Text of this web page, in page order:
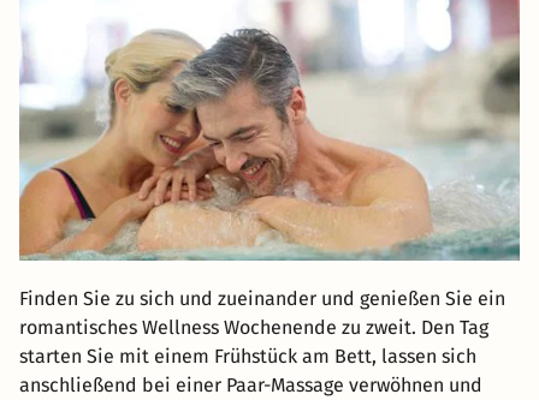
Finden Sie zu sich und zueinander und genießen Sie ein
romantisches Wellness Wochenende zu zweit. Den Tag
starten Sie mit einem Frühstück am Bett, lassen sich
anschließend bei einer Paar-Massage verwöhnen und